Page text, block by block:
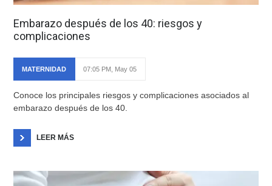
Embarazo después de los 40: riesgos y
complicaciones
MATERNIDAD 07:05 PM, May 05
Conoce los principales riesgos y complicaciones asociados al
embarazo después de los 40.
LEER MÁS